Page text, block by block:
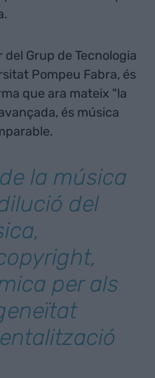
Grup de Tecnologia
Pompeu Fabra, és
que ara mateix "la
és música
la música
del
per als